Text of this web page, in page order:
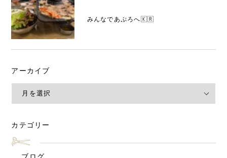
みんなであぷろへ🇰🇷
アーカイブ
カテゴリー